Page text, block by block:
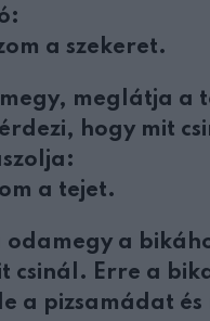
a szekeret.
meglátja a
hogy mit
a tejet.
odamegy a
csinál. Erre a
a pizsamádat